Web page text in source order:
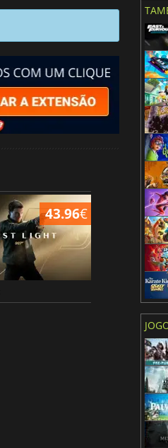
43.96€
Baldur's